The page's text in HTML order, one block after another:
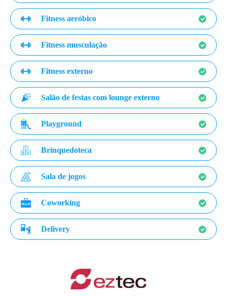
Fitness aeróbico
Fitness musculação
Fitness externo
Salão de festas com lounge externo
Playground
Brinquedoteca
Sala de jogos
Coworking
Delivery